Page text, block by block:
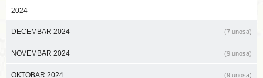
2024
DECEMBAR 2024 (7 unosa)
NOVEMBAR 2024 (9 unosa)
OKTOBAR 2024 (9 unosa)